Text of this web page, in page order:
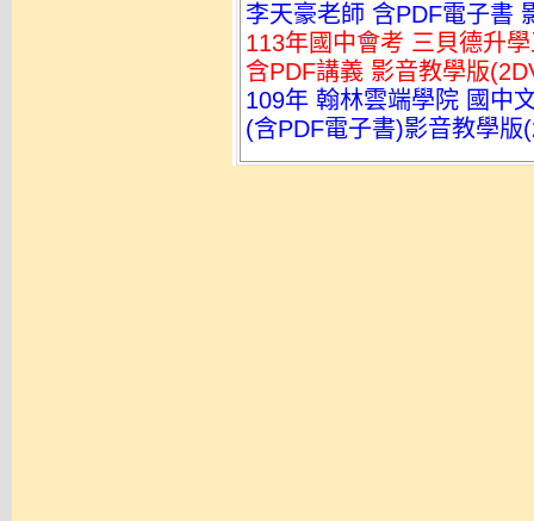
李天豪老師 含PDF電子書
113年國中會考 三貝德升
含PDF講義 影音教學版
109年 翰林雲端學院 國中
(含PDF電子書)影音教學版